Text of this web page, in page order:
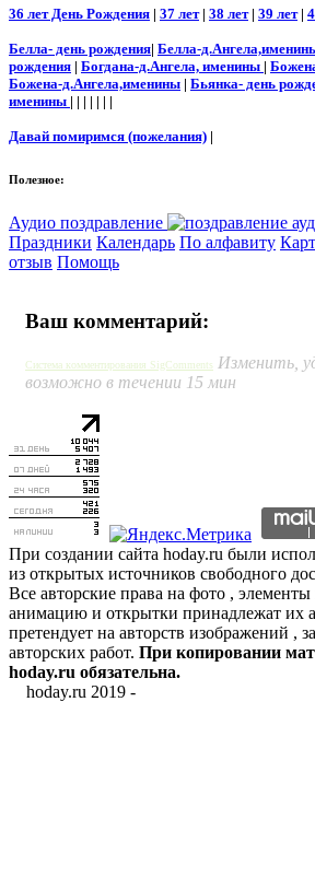
36 лет День Рождения | 37 лет| 38 лет| 39 лет|
Белла- день рождения| Белла-
рождения | Богдана-д.Ангела, именины |
Божена-д.Ангела,именины | Бьянка- день
именины | | | | | | |
Давай помиримся (пожелания) |
Полезное:
Аудио поздравление
Праздники Календарь По алфавиту
отзыв Помощь
Ваш комментарий:
Система комментирования SigComments Изменить,
возможно в течении 15 мин
При создании сайта hoday.ru были
из открытых источников свободного
Все авторские права на фото ,
анимацию и открытки принадлежат их
претендует на авторств изображений ,
авторских работ. При копировании
hoday.ru обязательна.
hoday.ru 2019 -